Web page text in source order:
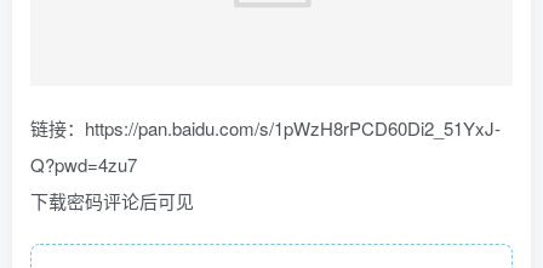
链接：https://pan.baidu.com/s/1pWzH8rPCD60Di2_51YxJ-
Q?pwd=4zu7
下载密码评论后可见